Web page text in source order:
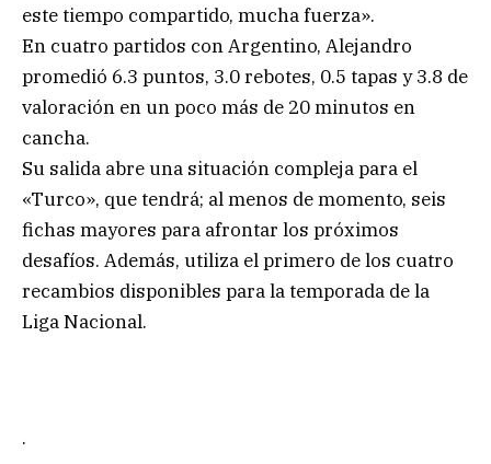
este tiempo compartido, mucha fuerza».
En cuatro partidos con Argentino, Alejandro
promedió 6.3 puntos, 3.0 rebotes, 0.5 tapas y 3.8 de
valoración en un poco más de 20 minutos en
cancha.
Su salida abre una situación compleja para el
«Turco», que tendrá; al menos de momento, seis
fichas mayores para afrontar los próximos
desafíos. Además, utiliza el primero de los cuatro
recambios disponibles para la temporada de la
Liga Nacional.
.